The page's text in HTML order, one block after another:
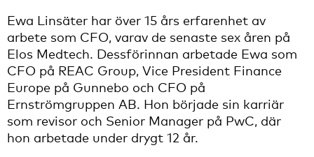
Ewa Linsäter har över 15 års erfarenhet av
arbete som CFO, varav de senaste sex åren på
Elos Medtech. Dessförinnan arbetade Ewa som
CFO på REAC Group, Vice President Finance
Europe på Gunnebo och CFO på
Ernströmgruppen AB. Hon började sin karriär
som revisor och Senior Manager på PwC, där
hon arbetade under drygt 12 år.